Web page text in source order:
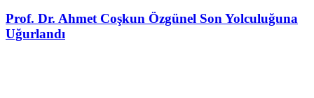
Prof. Dr. Ahmet Coşkun Özgünel Son Yolculuğuna
Uğurlandı